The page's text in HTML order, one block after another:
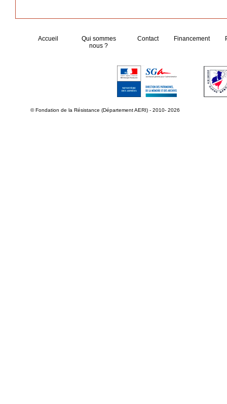
Accueil
Qui sommes
nous ?
Contact Financement
© Fondation de la Résistance (Département AERI) - 2010- 2026